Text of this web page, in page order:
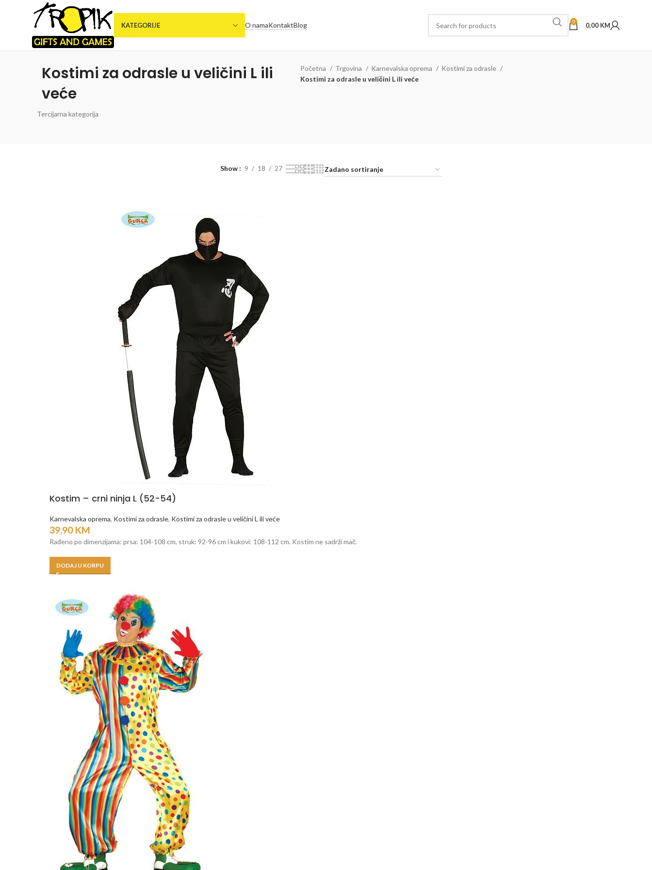
KATEGORIJE O namaKontaktBlog 0 0,00 KM
Kostimi za odrasle u veličini L ili
veće
Početna Trgovina Karnevalska oprema
Kostimi za odrasle
Kostimi za odrasle u veličini L ili veće
Tercijarna kategorija
Show 9 18 27
Kostim – crni ninja L (52-54)
Karnevalska oprema, Kostimi za odrasle, Kostimi za odrasle u veličini L ili veće
39,90 KM
Rađeno po dimenzijama: prsa: 104-108 cm, struk: 92-96 cm i kukovi: 108-112 cm. Kostim ne sadrži mač.
DODAJ U KORPU